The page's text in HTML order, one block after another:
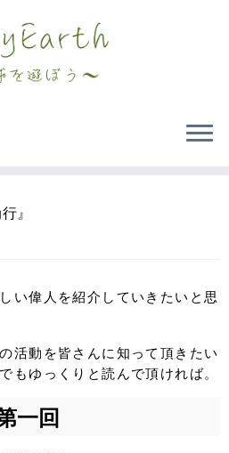
』
い偉人を紹介していきたいと思
活動を皆さんに知って頂きたい
もゆっくりと読んで頂ければ。
一回